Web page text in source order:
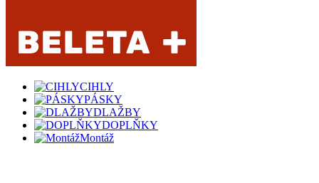
CIHLY
PÁSKY
DLAŽBY
DOPLŇKY
Montáž